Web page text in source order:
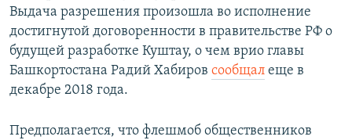
Выдача разрешения произошла во исполнение
достигнутой договоренности в правительстве РФ о
будущей разработке Куштау, о чем врио главы
Башкортостана Радий Хабиров сообщал еще в
декабре 2018 года.
Предполагается, что флешмоб общественников